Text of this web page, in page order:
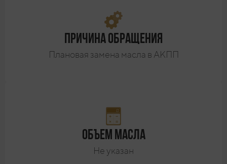
Причина обращения
Плановая замена масла в АКПП
Объем масла
Не указан